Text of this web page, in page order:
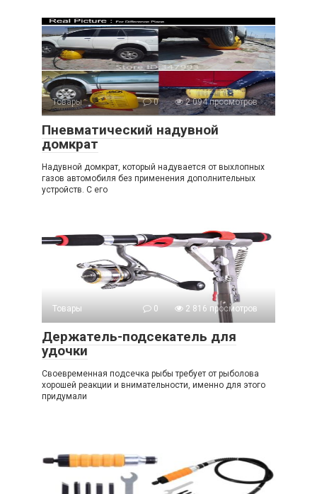
Товары 0 2 094 просмотров
Пневматический надувной
домкрат
Надувной домкрат, который надувается от выхлопных
газов автомобиля без применения дополнительных
устройств. С его
Товары 0 2 816 просмотров
Держатель-подсекатель для
удочки
Своевременная подсечка рыбы требует от рыболова
хорошей реакции и внимательности, именно для этого
придумали